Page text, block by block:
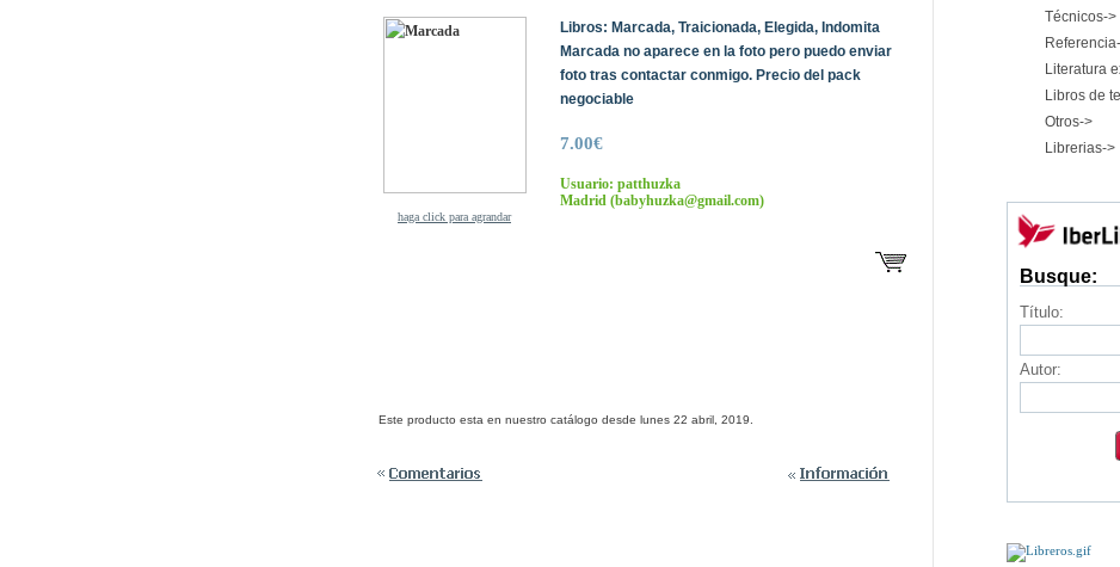
haga click para agrandar
Libros: Marcada, Traicionada, Elegida, Indomita
Marcada no aparece en la foto pero puedo enviar
foto tras contactar conmigo. Precio del pack
negociable
7.00€
Usuario: patthuzka
Madrid(babyhuzka@gmail.com)
Este producto esta en nuestro catálogo desde lunes 22 abril, 2019.
Técnicos->
Literatura
Libros de
Otros->
Librerias->
Busque:
Título:
Autor: